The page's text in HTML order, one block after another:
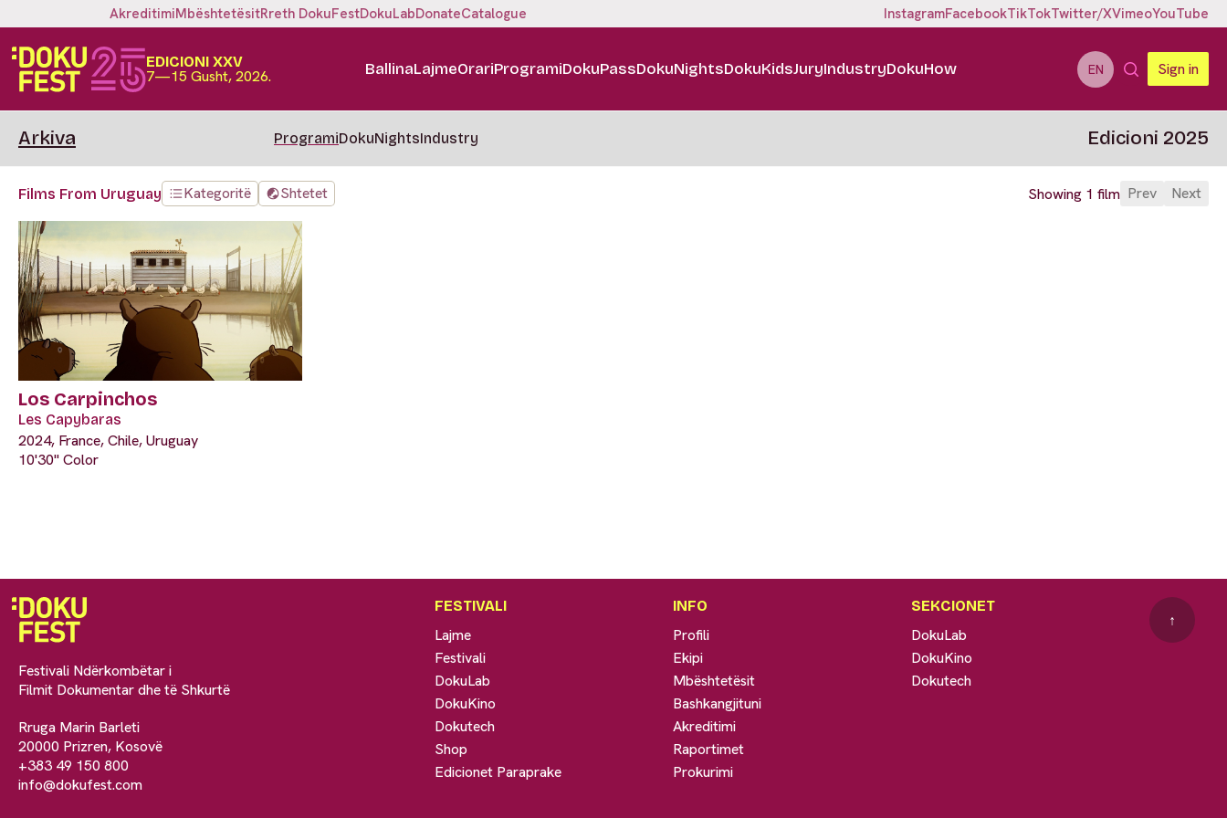
AkreditimiMbështetësitRreth DokuFestDokuLabDonateCatalogue InstagramFacebookTikTokTwitter/XVimeoYouTube
EDICIONI XXV
7—15 Gusht, 2026. BallinaLajmeOrariProgramiDokuPassDokuNightsDokuKidsJuryIndustryDokuHow EN Sign in
Arkiva ProgramiDokuNightsIndustry Edicioni 2025
Films From Uruguay Kategoritë Shtetet Showing 1 film Prev Next
Los Carpinchos
Les Capybaras
2024, France, Chile, Uruguay
10'30" Color
Festivali Ndërkombëtar i
Filmit Dokumentar dhe të Shkurtë
Rruga Marin Barleti
20000 Prizren, Kosovë
+383 49 150 800
info@dokufest.com
FESTIVALI
Lajme
Festivali
DokuLab
DokuKino
Dokutech
Shop
Edicionet Paraprake
INFO
Profili
Ekipi
Mbështetësit
Bashkangjituni
Akreditimi
Raportimet
Prokurimi
SEKCIONET
DokuLab
DokuKino
Dokutech
↑